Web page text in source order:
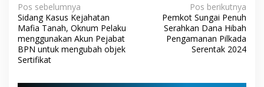
N
a
v
i
Pos sebelumnya
Sidang Kasus Kejahatan
Mafia Tanah, Oknum Pelaku
menggunakan Akun Pejabat
BPN untuk mengubah objek
Sertifikat
Pos berikutnya
Pemkot Sungai Penuh
Serahkan Dana Hibah
Pengamanan Pilkada
Serentak 2024